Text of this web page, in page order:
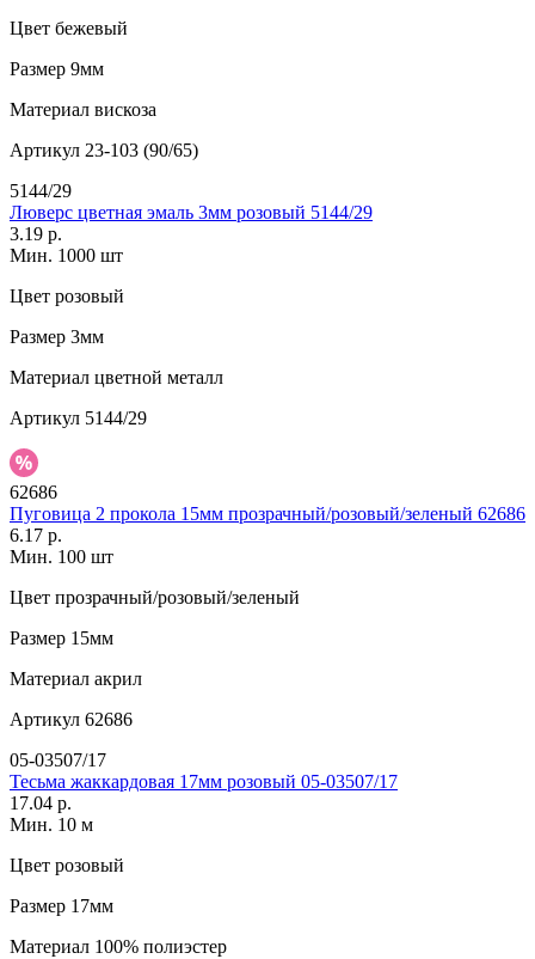
Цвет бежевый
Размер 9мм
Материал вискоза
Артикул 23-103 (90/65)
5144/29
Люверс цветная эмаль 3мм розовый 5144/29
3.19 р.
Мин. 1000 шт
Цвет розовый
Размер 3мм
Материал цветной металл
Артикул 5144/29
62686
Пуговица 2 прокола 15мм прозрачный/розовый/зеленый 62686
6.17 р.
Мин. 100 шт
Цвет прозрачный/розовый/зеленый
Размер 15мм
Материал акрил
Артикул 62686
05-03507/17
Тесьма жаккардовая 17мм розовый 05-03507/17
17.04 р.
Мин. 10 м
Цвет розовый
Размер 17мм
Материал 100% полиэстер